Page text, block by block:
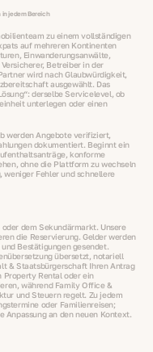
jedem Bereich
zu einem vollständigen
auf mehreren Kontinenten
Einwanderungsanwälte,
Betreiber in der
wird nach Glaubwürdigkeit,
ausgewählt. Das
derselbe Servicelevel, ob
unterlegen oder einen
werden Angebote verifiziert,
dokumentiert. Beginnt ein
konforme
ohne die Plattform zu wechseln
weniger Fehler und schnellere
dem Sekundärmarkt. Unsere
die Reservierung. Gelder werden
Bestätigungen gesendet.
übersetzt, notariell
& Staatsbürgerschaft Ihren Antrag
Property Rental oder ein
während Family Office &
und Steuern regelt. Zu jedem
oder Familienreisen;
Anpassung an den neuen Kontext.